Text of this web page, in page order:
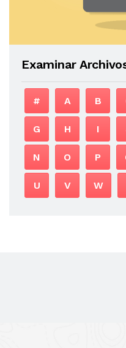
Examinar
# A B
G H I
N O P
U V W